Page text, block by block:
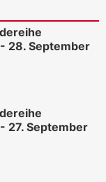
28. September
27. September